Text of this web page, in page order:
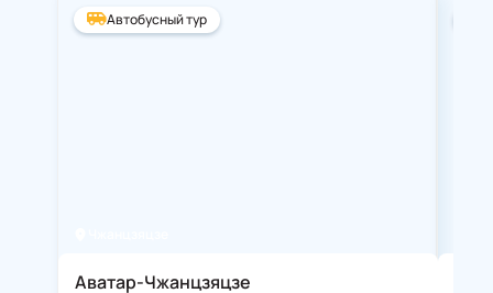
Автобусный тур
Аватар-Чжанцзяцзе